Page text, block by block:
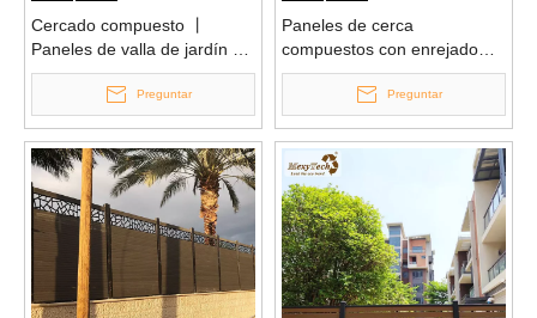
Cercado compuesto 丨
Paneles de valla de jardín 丨
Mexytech
Preguntar
Paneles de cerca
compuestos con enrejado
clásico
Preguntar